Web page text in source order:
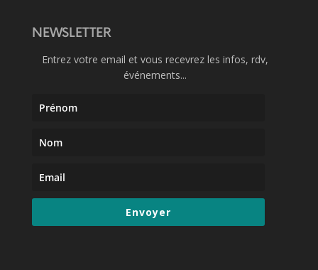
NEWSLETTER
Entrez votre email et vous recevrez les infos, rdv,
événements...
Envoyer